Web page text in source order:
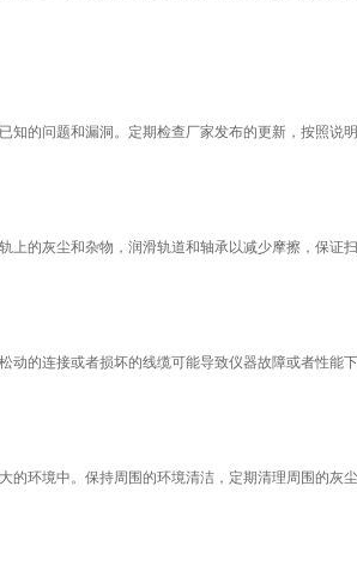
的问题和漏洞。定期检查厂家发布的更新，按照说明
的灰尘和杂物，润滑轨道和轴承以减少摩擦，保证扫
的连接或者损坏的线缆可能导致仪器故障或者性能下
环境中。保持周围的环境清洁，定期清理周围的灰